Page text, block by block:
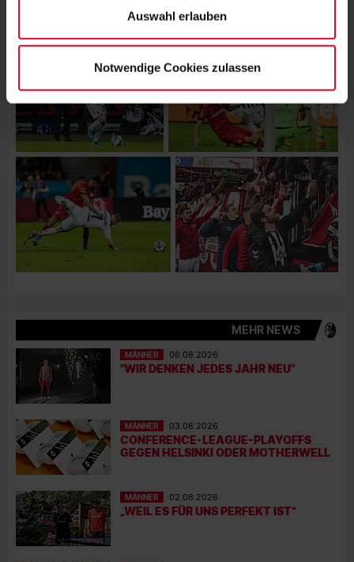
Auswahl erlauben
Notwendige Cookies zulassen
MEHR NEWS
MÄNNER 06.08.2026
"WIR DENKEN JEDES JAHR NEU"
MÄNNER 03.08.2026
CONFERENCE-LEAGUE-PLAYOFFS
GEGEN HELSINKI ODER MOTHERWELL
MÄNNER 02.08.2026
„WEIL ES FÜR UNS PERFEKT IST“